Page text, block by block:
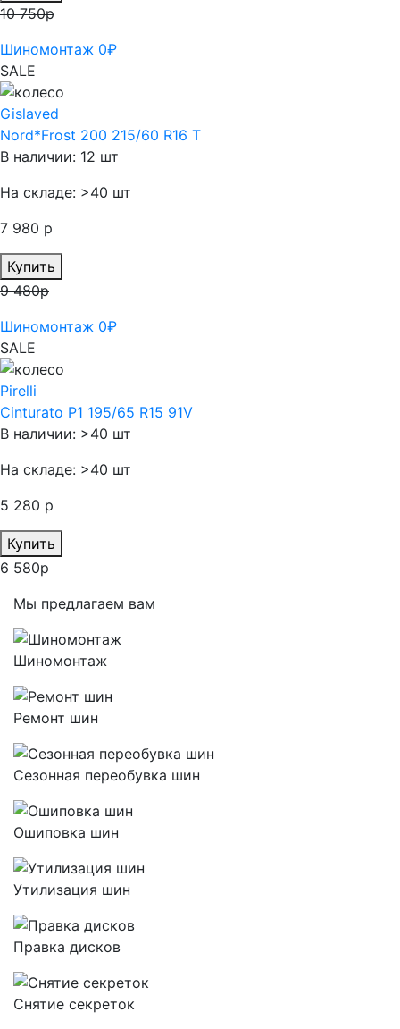
10 750р
Шиномонтаж 0₽
SALE
Gislaved
Nord*Frost 200 215/60 R16 T
В наличии: 12 шт
На складе: >40 шт
7 980 р
Купить
9 480р
Шиномонтаж 0₽
SALE
Pirelli
Cinturato P1 195/65 R15 91V
В наличии: >40 шт
На складе: >40 шт
5 280 р
Купить
6 580р
Мы предлагаем вам
Шиномонтаж
Ремонт шин
Сезонная переобувка шин
Ошиповка шин
Утилизация шин
Правка дисков
Снятие секреток